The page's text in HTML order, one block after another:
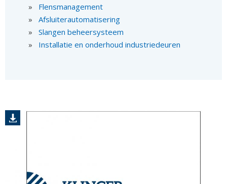
Flensmanagement
Afsluiterautomatisering
Slangen beheersysteem
Installatie en onderhoud industriedeuren